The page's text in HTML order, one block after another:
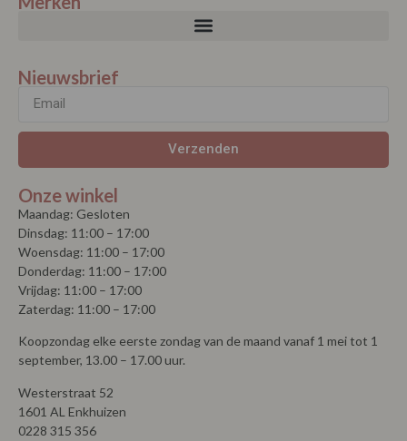
Nieuwsbrief
Verzenden
Onze winkel
Maandag: Gesloten
Dinsdag: 11:00 – 17:00
Woensdag: 11:00 – 17:00
Donderdag: 11:00 – 17:00
Vrijdag: 11:00 – 17:00
Zaterdag: 11:00 – 17:00
Koopzondag elke eerste zondag van de maand vanaf 1 mei tot 1
september, 13.00 – 17.00 uur.
Westerstraat 52
1601 AL Enkhuizen
0228 315 356